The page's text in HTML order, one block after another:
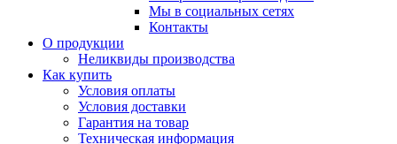
Мы в социальных сетях
Контакты
О продукции
Неликвиды производства
Как купить
Условия оплаты
Условия доставки
Гарантия на товар
Техническая информация